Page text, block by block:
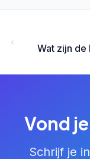
Wat zijn de
Vond
Schrijf je